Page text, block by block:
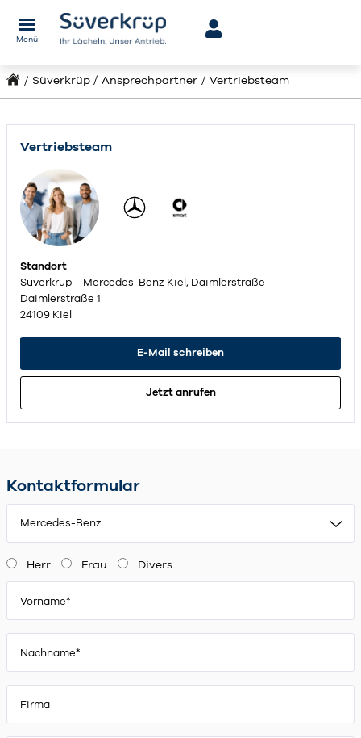
Menü
Süverkrüp Ansprechpartner Vertriebsteam
Vertriebsteam
Standort
Süverkrüp – Mercedes-Benz Kiel, Daimlerstraße
Daimlerstraße 1
24109 Kiel
E-Mail schreiben
Jetzt anrufen
Kontaktformular
Mercedes-Benz
Herr Frau Divers